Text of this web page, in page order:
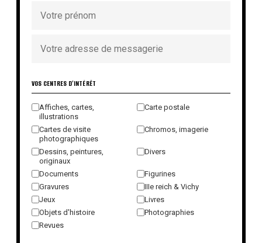
VOS CENTRES D'INTÉRÊT
Affiches, cartes,
illustrations
Carte postale
Cartes de visite
photographiques
Chromos, imagerie
Dessins, peintures,
originaux
Divers
Documents
Figurines
Gravures
IIIe reich & Vichy
Jeux
Livres
Objets d'histoire
Photographies
Revues